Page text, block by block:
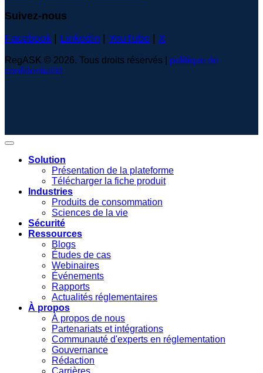
Suivez-nous
Facebook
LinkedIn YouTube X
RegASK © 2026. Tous droits réservés | politique de
confidentialité
Solution
Présentation de la plateforme
Télécharger la fiche produit
Industries
Produits de consommation
Sciences de la vie
Sécurité
Ressources
Blogs
Études de cas
Webinaires
Événements
Rapports
Actualités réglementaires
À propos
À propos de nous
Partenariats et intégrations
Communauté d'experts en réglementation
Gouvernance
Rédaction
Carrières